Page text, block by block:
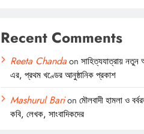
Recent Comments
Reeta Chandaonসাহিত্যযাত্রায় নতুন
এর, প্রথম খণ্ডের আনুষ্ঠানিক প্রকাশ
Mashurul Barionমৌলবাদী হামলা ও
কবি, লেখক, সাংবাদিকদের